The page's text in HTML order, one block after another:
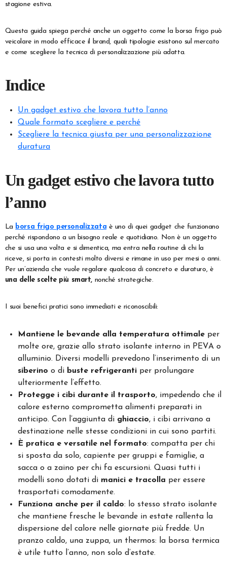
stagione estiva.
Questa guida spiega perché anche un oggetto come la borsa frigo può
veicolare in modo efficace il brand, quali tipologie esistono sul mercato
e come scegliere la tecnica di personalizzazione più adatta.
Indice
Un gadget estivo che lavora tutto l’anno
Quale formato scegliere e perché
Scegliere la tecnica giusta per una personalizzazione
duratura
Un gadget estivo che lavora tutto
l’anno
La borsa frigo personalizzata è uno di quei gadget che funzionano
perché rispondono a un bisogno reale e quotidiano. Non è un oggetto
che si usa una volta e si dimentica, ma entra nella routine di chi la
riceve, si porta in contesti molto diversi e rimane in uso per mesi o anni.
Per un’azienda che vuole regalare qualcosa di concreto e duraturo, è
una delle scelte più smart, nonché strategiche.
I suoi benefici pratici sono immediati e riconoscibili:
Mantiene le bevande alla temperatura ottimale per
molte ore, grazie allo strato isolante interno in PEVA o
alluminio. Diversi modelli prevedono l’inserimento di un
siberino o di buste refrigeranti per prolungare
ulteriormente l’effetto.
Protegge i cibi durante il trasporto, impedendo che il
calore esterno comprometta alimenti preparati in
anticipo. Con l’aggiunta di ghiaccio, i cibi arrivano a
destinazione nelle stesse condizioni in cui sono partiti.
È pratica e versatile nel formato: compatta per chi
si sposta da solo, capiente per gruppi e famiglie, a
sacca o a zaino per chi fa escursioni. Quasi tutti i
modelli sono dotati di manici e tracolla per essere
trasportati comodamente.
Funziona anche per il caldo: lo stesso strato isolante
che mantiene fresche le bevande in estate rallenta la
dispersione del calore nelle giornate più fredde. Un
pranzo caldo, una zuppa, un thermos: la borsa termica
è utile tutto l’anno, non solo d’estate.